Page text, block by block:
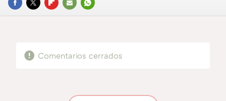
FACEBOOK
TWITTERFLIPBOARD
E-
WHATSAPP
Comentarios cerrados